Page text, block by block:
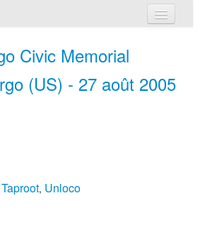
Civic Memorial
(US) - 27 août 2005
Taproot, Unloco